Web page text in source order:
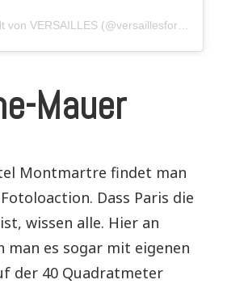
von VERSAILLES (@versaillesforever)
Mauer
Montmartre findet man
Dass Paris die
wissen alle. Hier an
man es sogar mit eigenen
der 40 Quadratmeter